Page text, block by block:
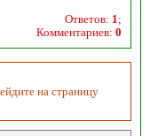
Ответов: 1 ;
Комментариев: 0
на страницу